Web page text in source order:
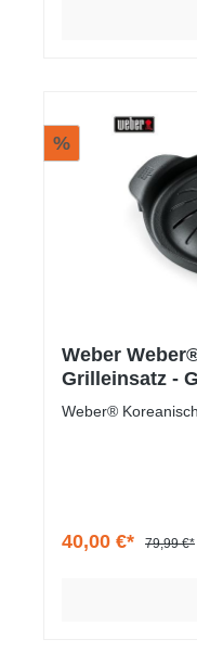
%
Weber
Grilleinsatz -
Weber®
40,00 €* 79,99 €*